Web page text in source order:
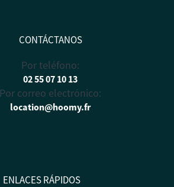
CONTÁCTANOS
Por teléfono:
02 55 07 10 13
Por correo electrónico:
location@hoomy.fr
ENLACES RÁPIDOS